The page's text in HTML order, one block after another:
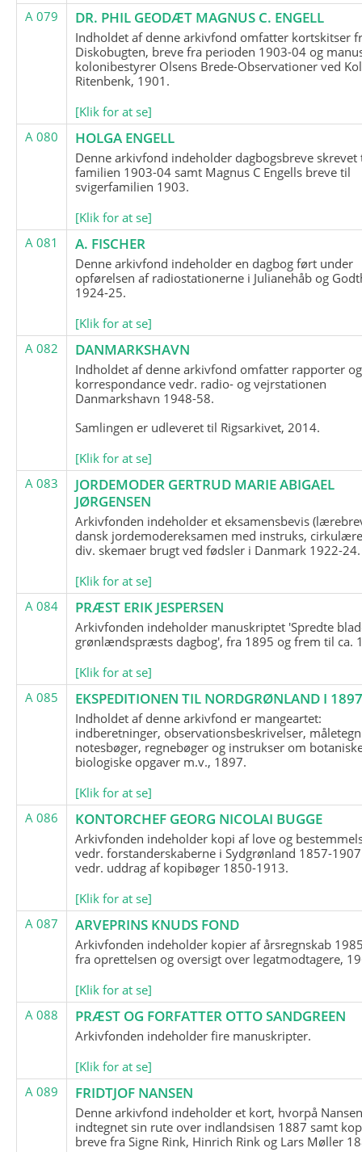
A 079
DR. PHIL GEODÆT MAGNUS C. ENGELL
Indholdet af denne arkivfond omfatter kortskitser
Diskobugten, breve fra perioden 1903-04 og
kolonibestyrer Olsens Brede-Observationer ved
Ritenbenk, 1901.
[Klik for at se]
A 080
HOLGA ENGELL
Denne arkivfond indeholder dagbogsbreve skrevet
familien 1903-04 samt Magnus C Engells breve til
svigerfamilien 1903.
[Klik for at se]
A 081
A. FISCHER
Denne arkivfond indeholder en dagbog ført under
opførelsen af radiostationerne i Julianehåb og
1924-25.
[Klik for at se]
A 082
DANMARKSHAVN
Indholdet af denne arkivfond omfatter rapporter og
korrespondance vedr. radio- og vejrstationen
Danmarkshavn 1948-58.
Samlingen er udleveret til Rigsarkivet, 2014.
[Klik for at se]
A 083
JORDEMODER GERTRUD MARIE ABIGAEL
JØRGENSEN
Arkivfonden indeholder et eksamensbevis
dansk jordemodereksamen med instruks,
div. skemaer brugt ved fødsler i Danmark 1922-24.
[Klik for at se]
A 084
PRÆST ERIK JESPERSEN
Arkivfonden indeholder manuskriptet 'Spredte
grønlændspræsts dagbog', fra 1895 og frem til ca.
[Klik for at se]
A 085
EKSPEDITIONEN TIL NORDGRØNLAND I
Indholdet af denne arkivfond er mangeartet:
indberetninger, observationsbeskrivelser,
notesbøger, regnebøger og instrukser om
biologiske opgaver m.v., 1897.
[Klik for at se]
A 086
KONTORCHEF GEORG NICOLAI BUGGE
Arkivfonden indeholder kopi af love og
vedr. forstanderskaberne i Sydgrønland 1857-
vedr. uddrag af kopibøger 1850-1913.
[Klik for at se]
A 087
ARVEPRINS KNUDS FOND
Arkivfonden indeholder kopier af årsregnskab
fra oprettelsen og oversigt over legatmodtagere,
[Klik for at se]
A 088
PRÆST OG FORFATTER OTTO SANDGREEN
Arkivfonden indeholder fire manuskripter.
[Klik for at se]
A 089
FRIDTJOF NANSEN
Denne arkivfond indeholder et kort, hvorpå
indtegnet sin rute over indlandsisen 1887 samt
breve fra Signe Rink, Hinrich Rink og Lars Møller